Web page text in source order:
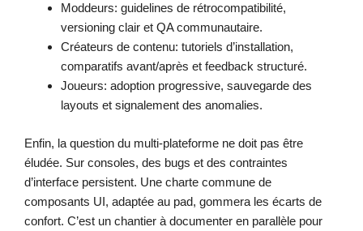
Moddeurs: guidelines de rétrocompatibilité,
versioning clair et QA communautaire.
Créateurs de contenu: tutoriels d’installation,
comparatifs avant/après et feedback structuré.
Joueurs: adoption progressive, sauvegarde des
layouts et signalement des anomalies.
Enfin, la question du multi-plateforme ne doit pas être
éludée. Sur consoles, des bugs et des contraintes
d’interface persistent. Une charte commune de
composants UI, adaptée au pad, gommera les écarts de
confort. C’est un chantier à documenter en parallèle pour